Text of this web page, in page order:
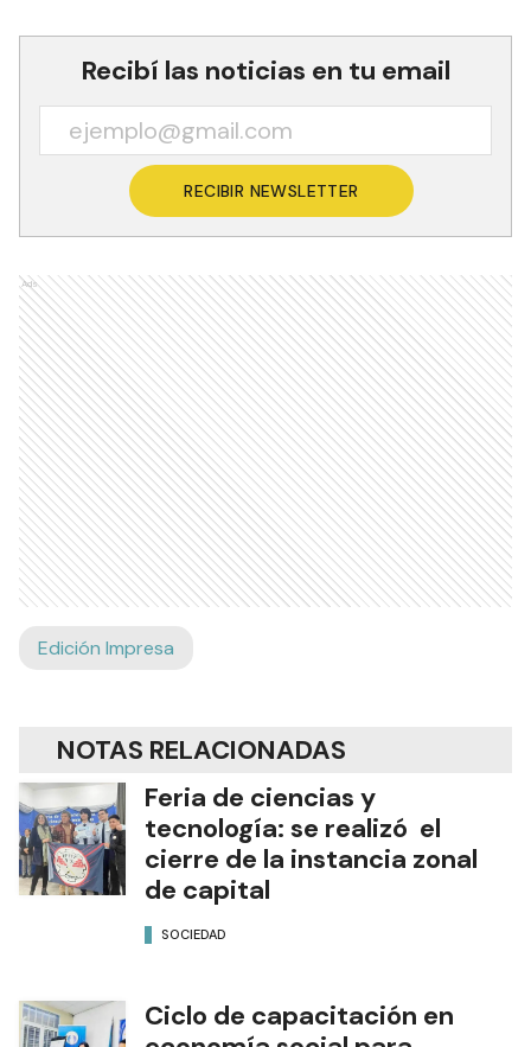
Recibí las noticias en tu email
RECIBIR NEWSLETTER
Ads
Edición Impresa
NOTAS RELACIONADAS
Feria de ciencias y
tecnología: se realizó el
cierre de la instancia zonal
de capital
SOCIEDAD
Ciclo de capacitación en